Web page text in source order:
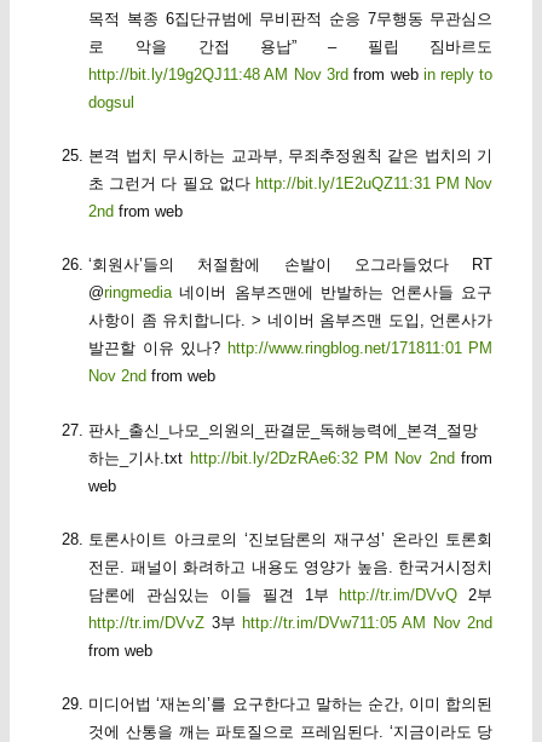
목적 복종 6집단규범에 무비판적 순응 7무행동 무관심으
로 악을 간접 용납” – 필립 짐바르도
http://bit.ly/19g2QJ11:48 AM Nov 3rd from web in reply to
dogsul
본격 법치 무시하는 교과부, 무죄추정원칙 같은 법치의 기
초 그런거 다 필요 없다 http://bit.ly/1E2uQZ11:31 PM Nov
2nd from web
‘회원사’들의 처절함에 손발이 오그라들었다 RT
@ringmedia네이버 옴부즈맨에 반발하는 언론사들 요구
사항이 좀 유치합니다. > 네이버 옴부즈맨 도입, 언론사가
발끈할 이유 있나? http://www.ringblog.net/171811:01 PM
Nov 2nd from web
판사_출신_나모_의원의_판결문_독해능력에_본격_절망
하는_기사.txt http://bit.ly/2DzRAe6:32 PM Nov 2nd from
web
토론사이트 아크로의 ‘진보담론의 재구성’ 온라인 토론회
전문. 패널이 화려하고 내용도 영양가 높음. 한국거시정치
담론에 관심있는 이들 필견 1부http://tr.im/DVvQ 2부
http://tr.im/DVvZ 3부http://tr.im/DVw711:05 AM Nov 2nd
from web
미디어법 ‘재논의’를 요구한다고 말하는 순간, 이미 합의된
것에 산통을 깨는 파토질으로 프레임된다. ‘지금이라도 당